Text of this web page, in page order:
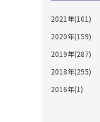
2021年(101)
2020年(159)
2019年(287)
2018年(295)
2016年(1)